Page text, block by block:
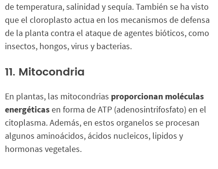
de temperatura, salinidad y sequía. También se ha visto
que el cloroplasto actua en los mecanismos de defensa
de la planta contra el ataque de agentes bióticos, como
insectos, hongos, virus y bacterias.
11. Mitocondria
En plantas, las mitocondrias proporcionan moléculas
energéticasen forma de ATP (adenosintrifosfato) en el
citoplasma. Además, en estos organelos se procesan
algunos aminoácidos, ácidos nucleicos, lipidos y
hormonas vegetales.